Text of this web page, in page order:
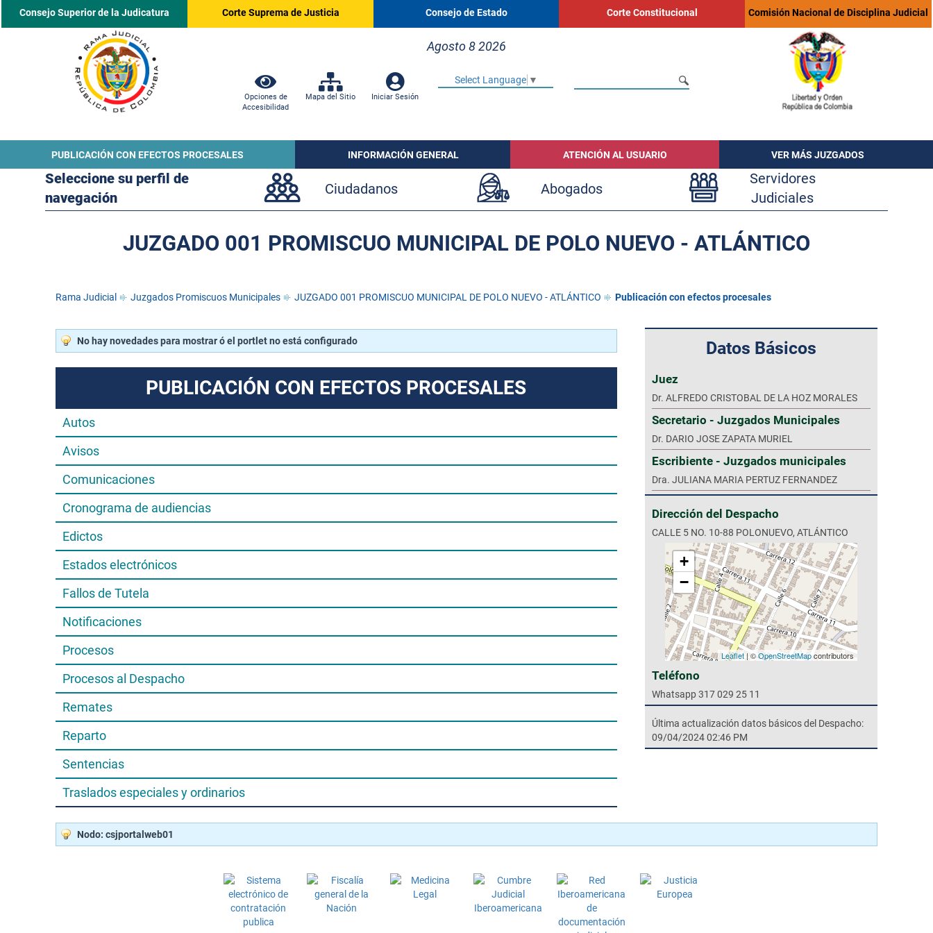
Consejo Superior de la Judicatura Corte Suprema de Justicia Consejo de Estado Corte Constitucional Comisión Nacional de Disciplina Judicial
Agosto 8 2026
Opciones de
Accesibilidad
Mapa del Sitio Iniciar Sesión
Select Language ▼
PUBLICACIÓN CON EFECTOS PROCESALES INFORMACIÓN GENERAL ATENCIÓN AL USUARIO VER MÁS JUZGADOS
Seleccione su perfil de
navegación
Ciudadanos Abogados
Servidores
Judiciales
JUZGADO 001 PROMISCUO MUNICIPAL DE POLO NUEVO - ATLÁNTICO
Rama Judicial Juzgados Promiscuos Municipales JUZGADO 001 PROMISCUO MUNICIPAL DE POLO NUEVO - ATLÁNTICO Publicación con efectos procesales
No hay novedades para mostrar ó el portlet no está configurado
PUBLICACIÓN CON EFECTOS PROCESALES
Autos
Avisos
Comunicaciones
Cronograma de audiencias
Edictos
Estados electrónicos
Fallos de Tutela
Notificaciones
Procesos
Procesos al Despacho
Remates
Reparto
Sentencias
Traslados especiales y ordinarios
Datos Básicos
Juez
Dr. ALFREDO CRISTOBAL DE LA HOZ MORALES
Secretario - Juzgados Municipales
Dr. DARIO JOSE ZAPATA MURIEL
Escribiente - Juzgados municipales
Dra. JULIANA MARIA PERTUZ FERNANDEZ
Dirección del Despacho
CALLE 5 NO. 10-88 POLONUEVO, ATLÁNTICO
+
−
Leaflet | ©OpenStreetMapcontributors
Teléfono
Whatsapp 317 029 25 11
Última actualización datos básicos del Despacho:
09/04/2024 02:46 PM
Nodo: csjportalweb01